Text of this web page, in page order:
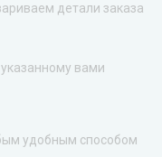
детали заказа
вами
удобным способом